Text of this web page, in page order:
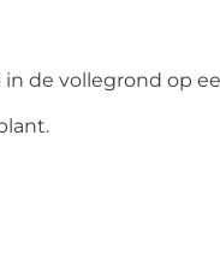
de vollegrond op